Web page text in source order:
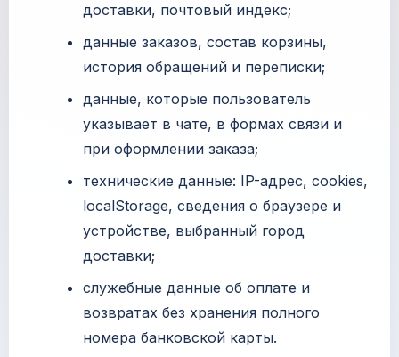
доставки, почтовый индекс;
данные заказов, состав корзины,
история обращений и переписки;
данные, которые пользователь
указывает в чате, в формах связи и
при оформлении заказа;
технические данные: IP-адрес, cookies,
localStorage, сведения о браузере и
устройстве, выбранный город
доставки;
служебные данные об оплате и
возвратах без хранения полного
номера банковской карты.